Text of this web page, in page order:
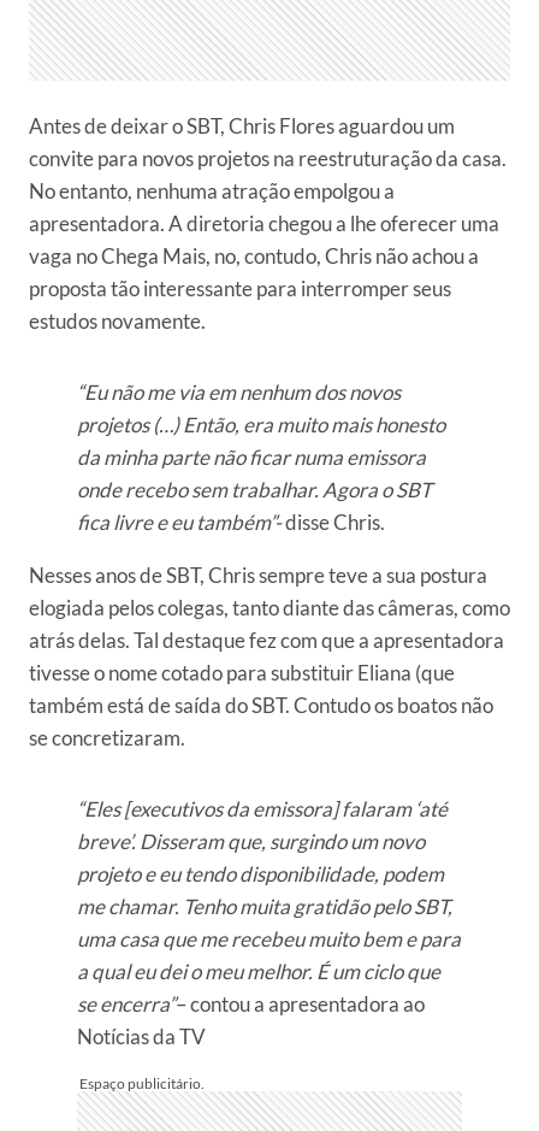
Antes de deixar o SBT, Chris Flores aguardou um
convite para novos projetos na reestruturação da casa.
No entanto, nenhuma atração empolgou a
apresentadora. A diretoria chegou a lhe oferecer uma
vaga no Chega Mais, no, contudo, Chris não achou a
proposta tão interessante para interromper seus
estudos novamente.
“Eu não me via em nenhum dos novos
projetos (…) Então, era muito mais honesto
da minha parte não ficar numa emissora
onde recebo sem trabalhar. Agora o SBT
fica livre e eu também”-disse Chris.
Nesses anos de SBT, Chris sempre teve a sua postura
elogiada pelos colegas, tanto diante das câmeras, como
atrás delas. Tal destaque fez com que a apresentadora
tivesse o nome cotado para substituir Eliana (que
também está de saída do SBT. Contudo os boatos não
se concretizaram.
“Eles [executivos da emissora] falaram ‘até
breve’. Disseram que, surgindo um novo
projeto e eu tendo disponibilidade, podem
me chamar. Tenho muita gratidão pelo SBT,
uma casa que me recebeu muito bem e para
a qual eu dei o meu melhor. É um ciclo que
se encerra”– contou a apresentadora ao
Notícias da TV